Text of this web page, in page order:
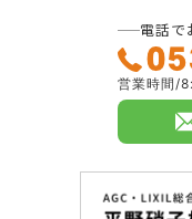
電話で
営業時間/